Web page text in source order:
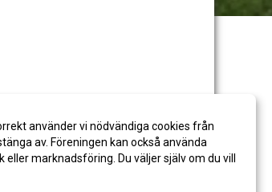
använder vi nödvändiga cookies från
av. Föreningen kan också använda
marknadsföring. Du väljer själv om du vill